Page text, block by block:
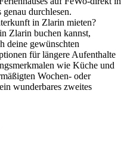
durchlesen.
in Zlarin mieten?
Zlarin buchen kannst,
deine gewünschten
für längere Aufenthalte
wie Küche und
Wochen- oder
wunderbares zweites